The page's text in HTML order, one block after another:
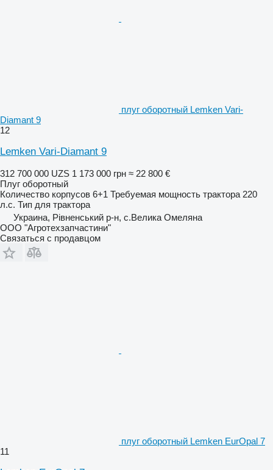
плуг оборотный Lemken Vari-
Diamant 9
12
Lemken Vari-Diamant 9
312 700 000 UZS 1 173 000 грн ≈ 22 800 €
Плуг оборотный
Количество корпусов 6+1 Требуемая мощность трактора 220
л.с. Тип для трактора
Украина, Рівненський р-н, с.Велика Омеляна
ООО "Агротехзапчастини"
Связаться с продавцом
плуг оборотный Lemken EurOpal 7
11